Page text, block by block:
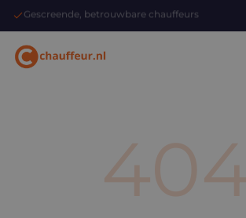
Gescreende, betrouwbare chauffeurs